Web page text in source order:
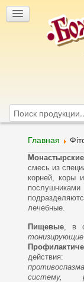
Главная
смесь из
корней, коры
лечебные.
Пищевые, в
тонизирующие
систему,